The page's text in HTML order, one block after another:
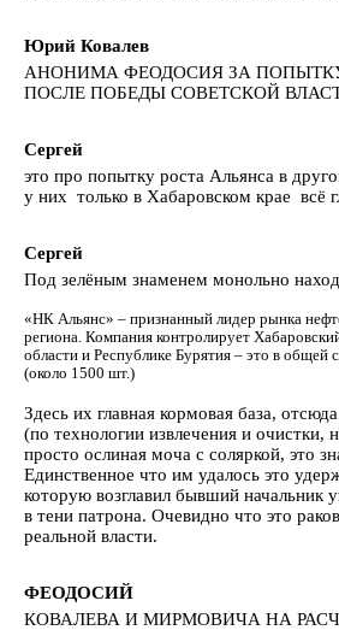
Юрий Ковалев
АНОНИМА ФЕОДОСИЯ ЗА
ПОСЛЕ ПОБЕДЫ СОВЕТСКОЙ
Сергей
это про попытку роста Альянса в
у них только в Хабаровском крае всё
Сергей
Под зелёным знаменем монольно
«НК Альянс» – признанный лидер рынка
региона. Компания контролирует
области и Республике Бурятия – это в
(около 1500 шт.)
Здесь их главная кормовая база,
(по технологии извлечения и очистки,
просто ослиная моча с соляркой, это
Единственное что им удалось это
которую возглавил бывший начальник
в тени патрона. Очевидно что это
реальной власти.
ФЕОДОСИЙ
КОВАЛЕВА И МИРМОВИЧА НА